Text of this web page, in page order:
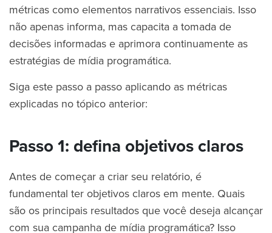
métricas como elementos narrativos essenciais. Isso
não apenas informa, mas capacita a tomada de
decisões informadas e aprimora continuamente as
estratégias de mídia programática.
Siga este passo a passo aplicando as métricas
explicadas no tópico anterior:
Passo 1: defina objetivos claros
Antes de começar a criar seu relatório, é
fundamental ter objetivos claros em mente. Quais
são os principais resultados que você deseja alcançar
com sua campanha de mídia programática? Isso